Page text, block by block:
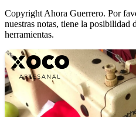
Copyright Ahora Guerrero. Por
nuestras notas, tiene la posibilidad
herramientas.